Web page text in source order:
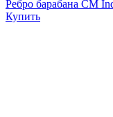
Ребро барабана СМ
Купить